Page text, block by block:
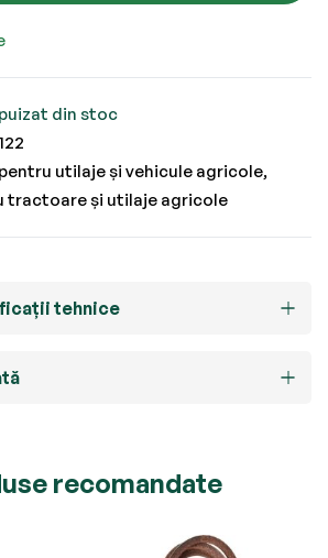
din stoc
utilaje și vehicule agricole
tractoare și utilaje agricole
tehnice
recomandate